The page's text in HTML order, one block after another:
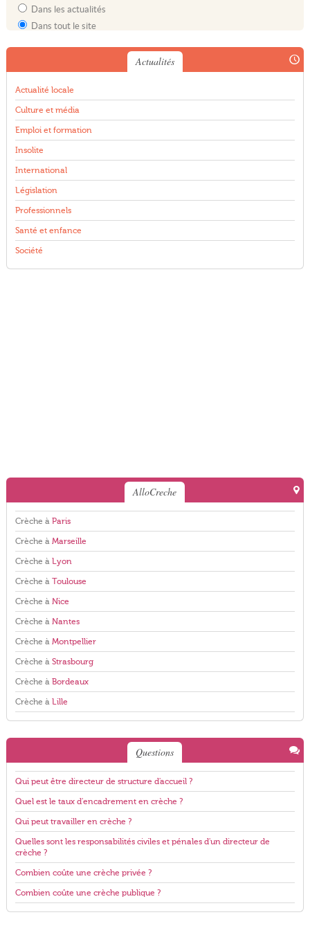
Dans les actualités
Dans tout le site
Actualités
Actualité locale
Culture et média
Emploi et formation
Insolite
International
Législation
Professionnels
Santé et enfance
Société
AlloCreche
Crèche à Paris
Crèche à Marseille
Crèche à Lyon
Crèche à Toulouse
Crèche à Nice
Crèche à Nantes
Crèche à Montpellier
Crèche à Strasbourg
Crèche à Bordeaux
Crèche à Lille
Questions
Qui peut être directeur de structure d'accueil ?
Quel est le taux d'encadrement en crèche ?
Qui peut travailler en crèche ?
Quelles sont les responsabilités civiles et pénales d'un directeur de
crèche ?
Combien coûte une crèche privée ?
Combien coûte une crèche publique ?